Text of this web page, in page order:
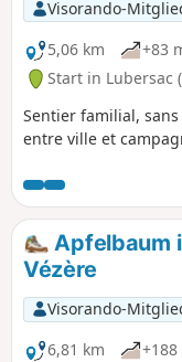
Visorando-
5,06 km
+83
Start in Lubersac
Sentier familial,
entre ville et
Apfelbaum
Vézère
Visorando-
6,81 km
+188